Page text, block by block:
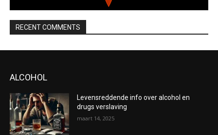
RECENT COMMENTS
ALCOHOL
Levensreddende info over alcohol en
drugs verslaving
maart 14, 2025